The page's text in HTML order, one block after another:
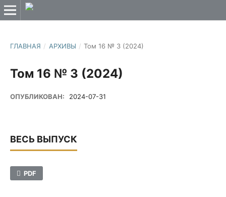
ГЛАВНАЯ / АРХИВЫ / Том 16 № 3 (2024)
Том 16 № 3 (2024)
ОПУБЛИКОВАН: 2024-07-31
ВЕСЬ ВЫПУСК
PDF